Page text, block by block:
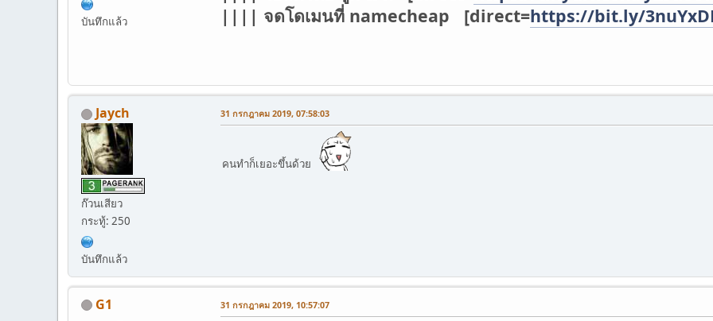
บันทึกแล้ว
|||| จดโดเมนที่ namecheap [direct=https://bit.ly/
Jaych
ก๊วนเสียว
กระทู้: 250
บันทึกแล้ว
31 กรกฎาคม 2019, 07:58:03
คนทำก็เยอะขึ้นด้วย
G1 31 กรกฎาคม 2019, 10:57:07